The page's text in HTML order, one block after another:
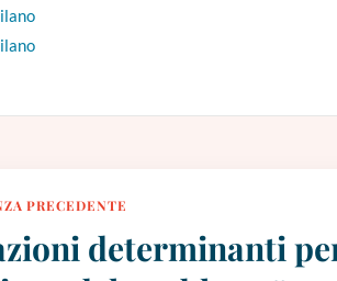
PRECEDENTE
determinanti